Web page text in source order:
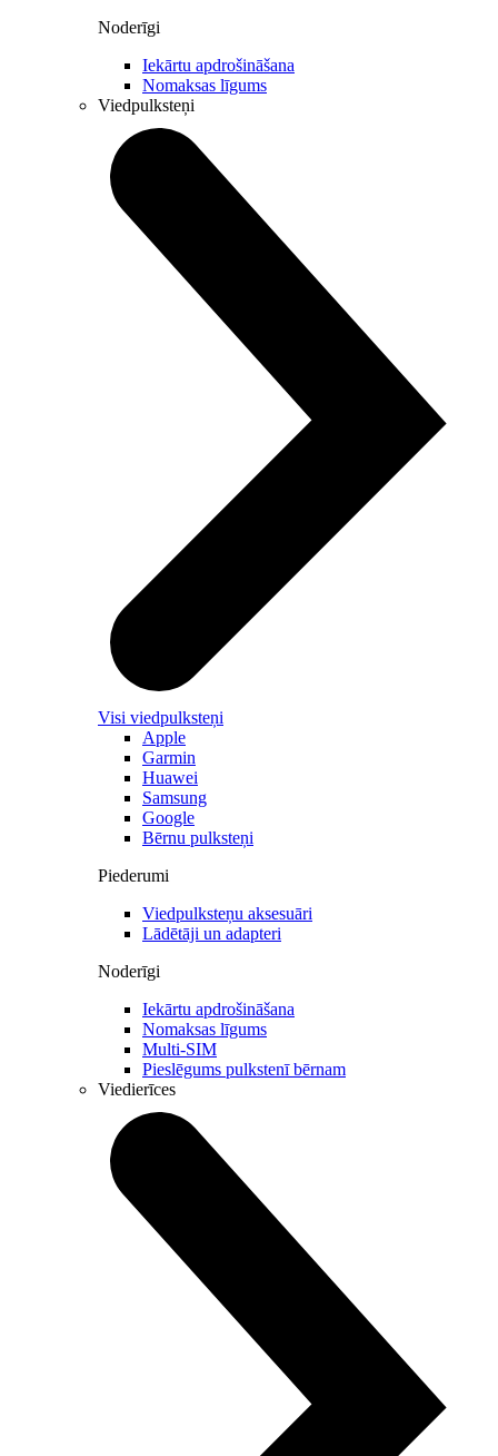
Noderīgi
Iekārtu apdrošināšana
Nomaksas līgums
Viedpulksteņi
Visi viedpulksteņi
Apple
Garmin
Huawei
Samsung
Google
Bērnu pulksteņi
Piederumi
Viedpulksteņu aksesuāri
Lādētāji un adapteri
Noderīgi
Iekārtu apdrošināšana
Nomaksas līgums
Multi-SIM
Pieslēgums pulkstenī bērnam
Viedierīces